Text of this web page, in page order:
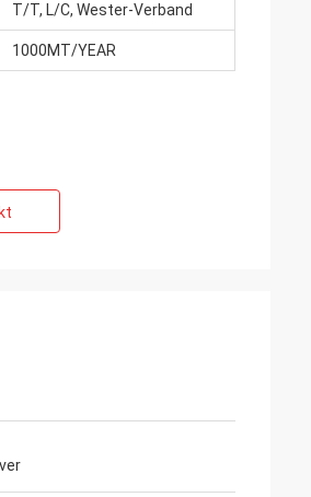
T/T, L/C, Wester-Verband
1000MT/YEAR